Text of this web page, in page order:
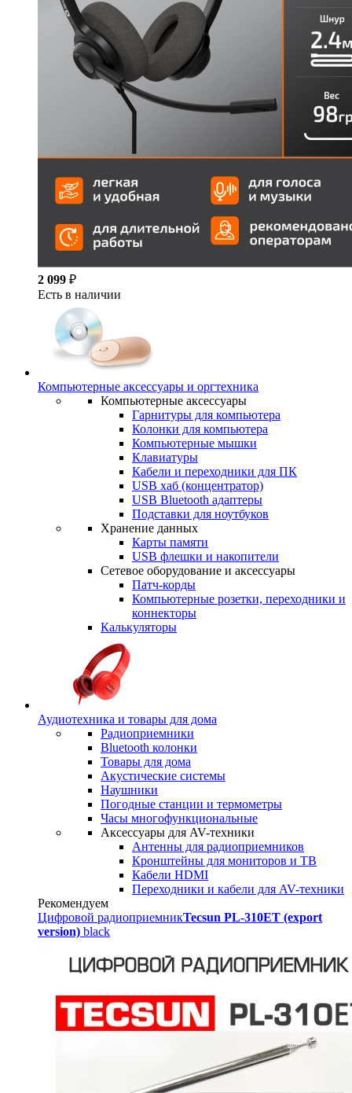
2 099 ₽
Есть в наличии
Компьютерные аксессуары и оргтехника
Компьютерные аксессуары
Гарнитуры для компьютера
Колонки для компьютера
Компьютерные мышки
Клавиатуры
Кабели и переходники для ПК
USB хаб (концентратор)
USB Bluetooth адаптеры
Подставки для ноутбуков
Хранение данных
Карты памяти
USB флешки и накопители
Сетевое оборудование и аксессуары
Патч-корды
Компьютерные розетки, переходники и
коннекторы
Калькуляторы
Аудиотехника и товары для дома
Радиоприемники
Bluetooth колонки
Товары для дома
Акустические системы
Наушники
Погодные станции и термометры
Часы многофункциональные
Аксессуары для AV-техники
Антенны для радиоприемников
Кронштейны для мониторов и ТВ
Кабели HDMI
Переходники и кабели для AV-техники
Рекомендуем
Цифровой радиоприемникTecsun PL-310ET (export
version) black